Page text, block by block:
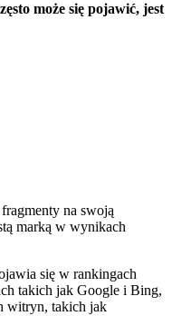
może się pojawić, jest
na swoją
marką w wynikach
się w rankingach
takich jak Google i Bing,
witryn, takich jak